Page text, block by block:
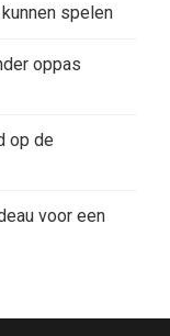
spelen
oppas
op de
voor een